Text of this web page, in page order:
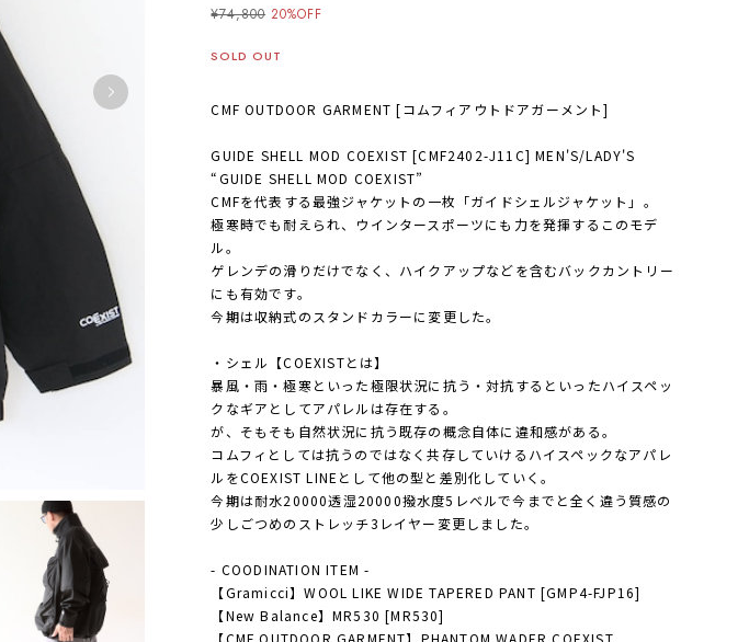
¥74,800 20%OFF
SOLD OUT
CMF OUTDOOR GARMENT [コムフィアウトドアガーメント]
GUIDE SHELL MOD COEXIST [CMF2402-J11C] MEN'S/LADY'S
“GUIDE SHELL MOD COEXIST”
CMFを代表する最強ジャケットの一枚「ガイドシェルジャケット」。
極寒時でも耐えられ、ウインタースポーツにも力を発揮するこのモデ
ル。
ゲレンデの滑りだけでなく、ハイクアップなどを含むバックカントリー
にも有効です。
今期は収納式のスタンドカラーに変更した。
・シェル【COEXISTとは】
暴風・雨・極寒といった極限状況に抗う・対抗するといったハイスペッ
クなギアとしてアパレルは存在する。
が、そもそも自然状況に抗う既存の概念自体に違和感がある。
コムフィとしては抗うのではなく共存していけるハイスペックなアパレ
ルをCOEXIST LINEとして他の型と差別化していく。
今期は耐水20000透湿20000撥水度5レベルで今までと全く違う質感の
少しごつめのストレッチ3レイヤー変更しました。
- COODINATION ITEM -
【Gramicci】WOOL LIKE WIDE TAPERED PANT [GMP4-FJP16]
【New Balance】MR530 [MR530]
【CMF OUTDOOR GARMENT】PHANTOM WADER COEXIST